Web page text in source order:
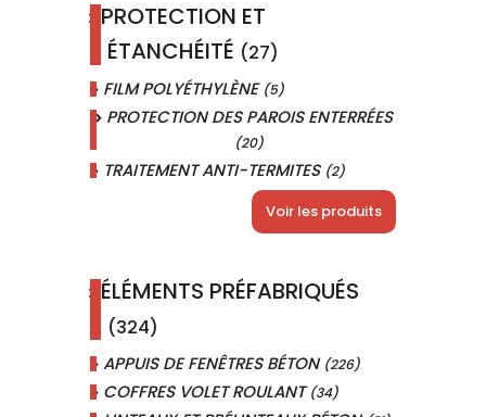
PROTECTION ET
ÉTANCHÉITÉ (27)
FILM POLYÉTHYLÈNE (5)
PROTECTION DES PAROIS ENTERRÉES
(20)
TRAITEMENT ANTI-TERMITES (2)
Voir les produits
ÉLÉMENTS PRÉFABRIQUÉS
(324)
APPUIS DE FENÊTRES BÉTON (226)
COFFRES VOLET ROULANT(34)